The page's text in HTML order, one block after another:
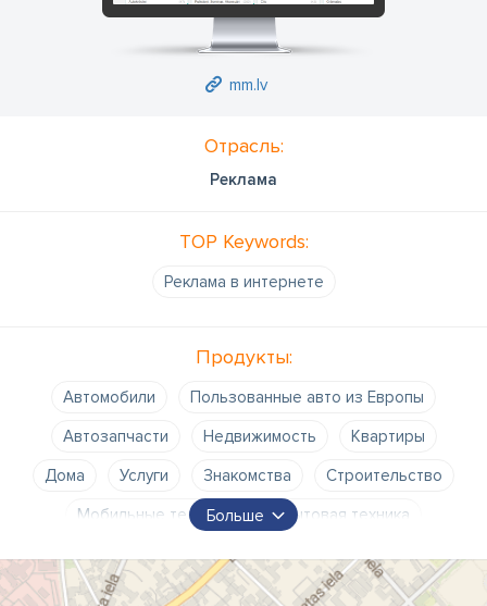
mm.lv
Отрасль:
Реклама
TOP Keywords:
Рекламa в интернете
Продукты:
Автомобили
Пользованные авто из Европы
Автозапчасти
Недвижимость
Квартиры
Дома
Услуги Знакомства
Строительство
Мобильные телефоны
Бытовая техника
Собаки
Кошки
Больше